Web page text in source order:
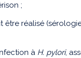
;
réalisé
à H. pylori,